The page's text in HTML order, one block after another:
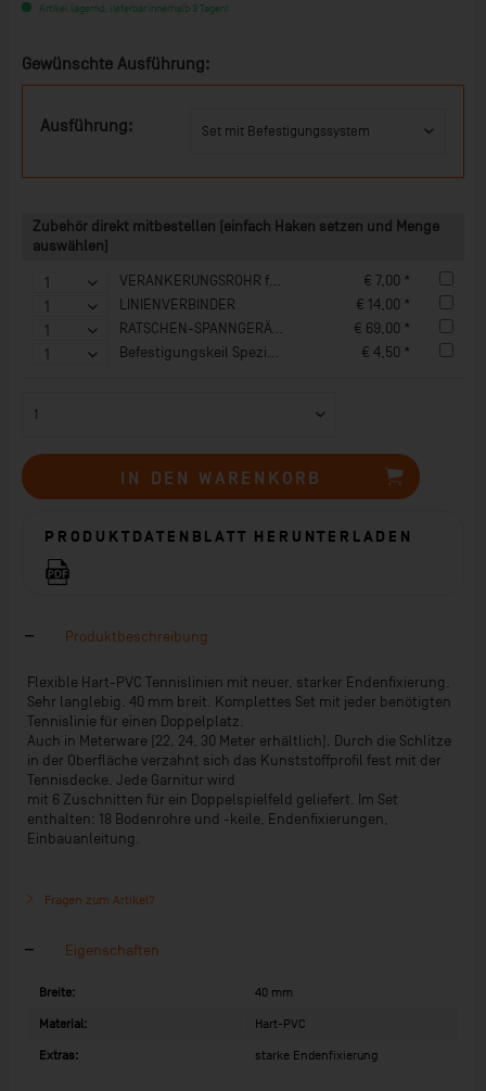
Artikel lagernd, lieferbar innerhalb 3 Tagen!
Gewünschte Ausführung:
Ausführung:
Zubehör direkt mitbestellen (einfach Haken setzen und Menge
auswählen)
VERANKERUNGSROHR für Tennislinien
€ 7,00 *
LINIENVERBINDER
€ 14,00 *
RATSCHEN-SPANNGERÄT SPORTASTIC, Linienspannvorrichtung
€ 69,00 *
Befestigungskeil Speziala
€ 4,50 *
IN DEN WARENKORB
PRODUKTDATENBLATT HERUNTERLADEN
Produktbeschreibung
Flexible Hart-PVC Tennislinien mit neuer, starker Endenfixierung.
Sehr langlebig. 40 mm breit. Komplettes Set mit jeder benötigten
Tennislinie für einen Doppelplatz.
Auch in Meterware (22, 24, 30 Meter erhältlich). Durch die Schlitze
in der Oberfläche verzahnt sich das Kunststoffprofil fest mit der
Tennisdecke. Jede Garnitur wird
mit 6 Zuschnitten für ein Doppelspielfeld geliefert. Im Set
enthalten: 18 Bodenrohre und -keile, Endenfixierungen,
Einbauanleitung.
Fragen zum Artikel?
Eigenschaften
Breite: 40 mm
Material: Hart-PVC
Extras: starke Endenfixierung